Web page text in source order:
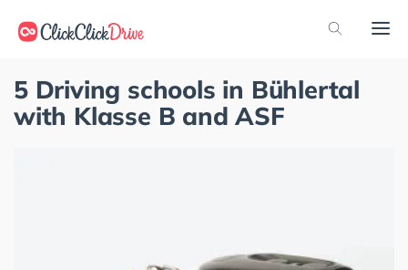
5 Driving schools in Bühlertal
with Klasse B and ASF